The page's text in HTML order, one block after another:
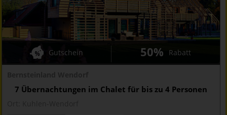
7 Übernachtungen im Chalet für bis zu 4 Personen
Gutschein 50% Rabatt